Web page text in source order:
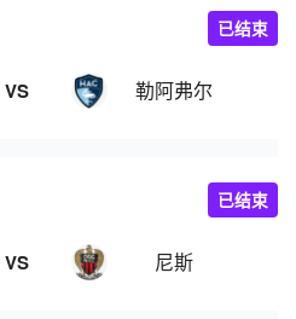
VS 勒阿弗尔
已结束
VS 尼斯
已结束